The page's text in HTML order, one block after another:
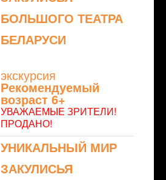
БОЛЬШОГО ТЕАТРА
БЕЛАРУСИ
экскурсия
Рекомендуемый
возраст 6+
УВАЖАЕМЫЕ ЗРИТЕЛИ!
ПРОДАНО!
УНИКАЛЬНЫЙ МИР
ЗАКУЛИСЬЯ